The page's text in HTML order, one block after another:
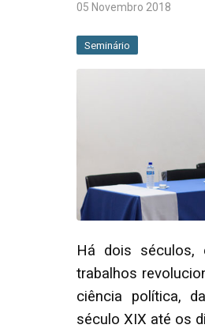
05 Novembro 2018
Seminário
Há dois séculos,
trabalhos
ciência política,
século XIX até os